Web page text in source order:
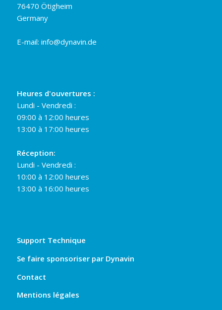
76470 Ötigheim
Germany
E-mail: info@dynavin.de
Heures d'ouvertures :
Lundi - Vendredi :
09:00 à 12:00 heures
13:00 à 17:00 heures
Réception:
Lundi - Vendredi :
10:00 à 12:00 heures
13:00 à 16:00 heures
Support Technique
Se faire sponsoriser par Dynavin
Contact
Mentions légales